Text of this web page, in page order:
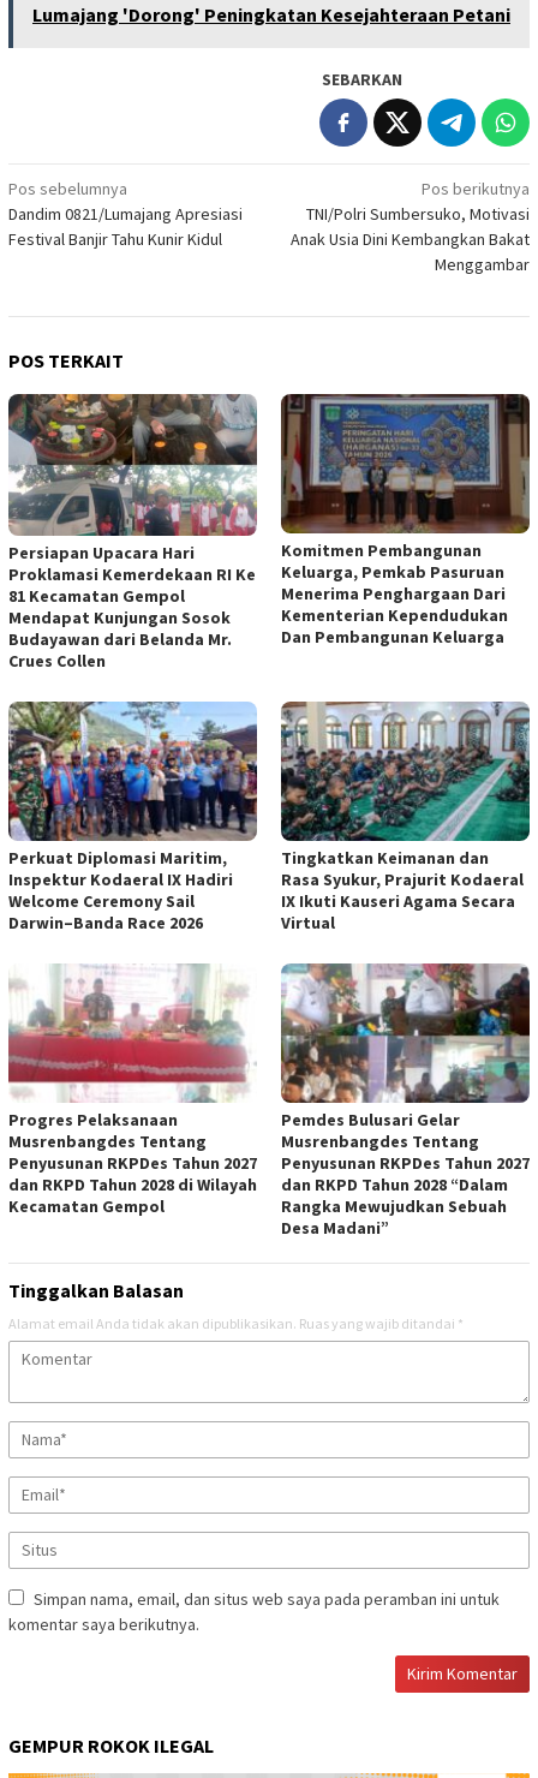
Lumajang 'Dorong' Peningkatan Kesejahteraan Petani
SEBARKAN
Navigasi
pos
Pos sebelumnya
Dandim 0821/Lumajang Apresiasi
Festival Banjir Tahu Kunir Kidul
Pos berikutnya
TNI/Polri Sumbersuko, Motivasi
Anak Usia Dini Kembangkan Bakat
Menggambar
POS TERKAIT
Persiapan Upacara Hari
Proklamasi Kemerdekaan RI Ke
81 Kecamatan Gempol
Mendapat Kunjungan Sosok
Budayawan dari Belanda Mr.
Crues Collen
Komitmen Pembangunan
Keluarga, Pemkab Pasuruan
Menerima Penghargaan Dari
Kementerian Kependudukan
Dan Pembangunan Keluarga
Perkuat Diplomasi Maritim,
Inspektur Kodaeral IX Hadiri
Welcome Ceremony Sail
Darwin–Banda Race 2026
Tingkatkan Keimanan dan
Rasa Syukur, Prajurit Kodaeral
IX Ikuti Kauseri Agama Secara
Virtual
Progres Pelaksanaan
Musrenbangdes Tentang
Penyusunan RKPDes Tahun 2027
dan RKPD Tahun 2028 di Wilayah
Kecamatan Gempol
Pemdes Bulusari Gelar
Musrenbangdes Tentang
Penyusunan RKPDes Tahun 2027
dan RKPD Tahun 2028 “Dalam
Rangka Mewujudkan Sebuah
Desa Madani”
Tinggalkan Balasan
Alamat email Anda tidak akan dipublikasikan. Ruas yang wajib ditandai *
Simpan nama, email, dan situs web saya pada peramban ini untuk
komentar saya berikutnya.
GEMPUR ROKOK ILEGAL